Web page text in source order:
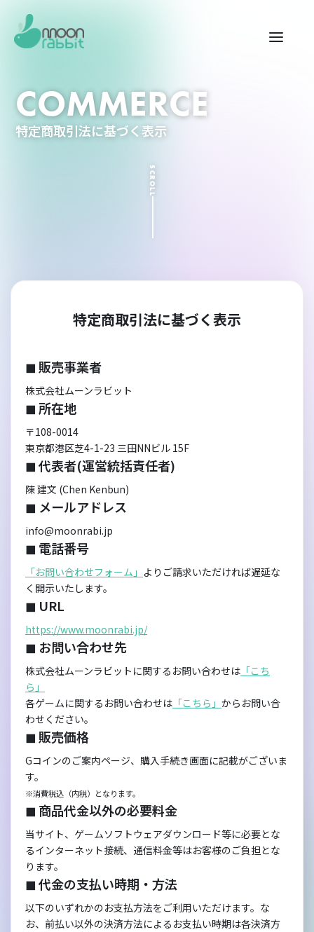
COMMERCE
特定商取引法に基づく表示
SCROLL
特定商取引法に基づく表示
◼︎ 販売事業者
株式会社ムーンラビット
◼︎ 所在地
〒108-0014
東京都港区芝4-1-23 三田NNビル 15F
◼︎ 代表者(運営統括責任者)
陳 建文 (Chen Kenbun)
◼︎ メールアドレス
info@moonrabi.jp
◼︎ 電話番号
「お問い合わせフォーム」 よりご請求いただければ遅延な
く開示いたします。
◼︎ URL
https://www.moonrabi.jp/
◼︎ お問い合わせ先
株式会社ムーンラビットに関するお問い合わせは 「こち
ら」
各ゲームに関するお問い合わせは 「こちら」 からお問い合
わせください。
◼︎ 販売価格
Gコインのご案内ページ、購入手続き画面に記載がございま
す。
※消費税込（内税）となります。
◼︎ 商品代金以外の必要料金
当サイト、ゲームソフトウェアダウンロード等に必要とな
るインターネット接続、通信料金等はお客様のご負担とな
ります。
◼︎ 代金の支払い時期・方法
以下のいずれかのお支払方法をご利用いただけます。な
お、前払い以外の決済方法によるお支払い時期は各決済方